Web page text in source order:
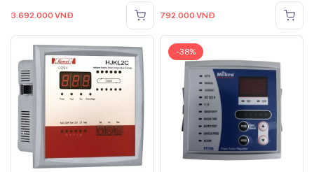
3.692.000 VNĐ 792.000 VNĐ
-38%